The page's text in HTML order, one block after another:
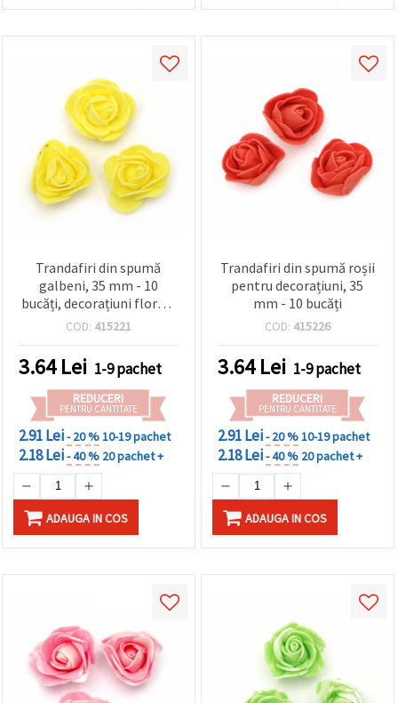
Trandafiri din spumă
galbeni, 35 mm - 10
bucăți, decorațiuni florale
pentru hobby creativ,
COD: 415221
3.64Lei 1-9 pachet
REDUCERI
PENTRU CANTITATE
2.91 Lei- 20 %10-19 pachet
2.18 Lei- 40 % 20 pachet +
ADAUGA IN COS
Trandafiri din spumă roșii
pentru decorațiuni, 35
mm - 10 bucăți
COD: 415226
3.64Lei 1-9 pachet
REDUCERI
PENTRU CANTITATE
2.91 Lei- 20 %10-19 pachet
2.18 Lei- 40 % 20 pachet +
ADAUGA IN COS